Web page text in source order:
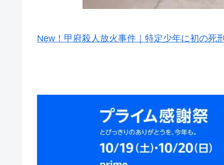
New！甲府殺人放火事件｜特定少年に初の死